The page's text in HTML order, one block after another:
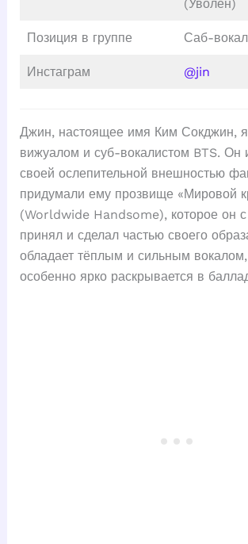
(Уволен)
Позиция в группе Саб-
Инстаграм @jin
Джин, настоящее имя Ким Сокджин,
вижуалом и суб-вокалистом BTS. Он
своей ослепительной внешностью
придумали ему прозвище «Мировой
(Worldwide Handsome), которое он
принял и сделал частью своего
обладает тёплым и сильным
особенно ярко раскрывается в